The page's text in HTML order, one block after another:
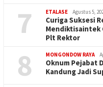
7 ETALASE Agustus 5,
Curiga Suksesi
Mendiktisaintek
Plt Rektor
8 MONGONDOW RAYA
Oknum Pejabat
Kandung Jadi